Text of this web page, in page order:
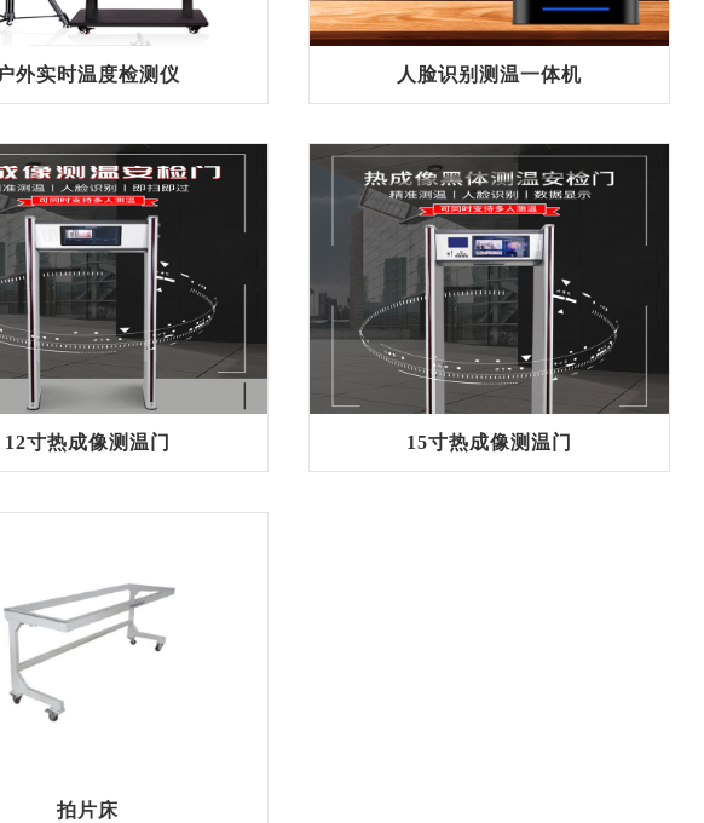
户外实时温度检测仪 人脸识别测温一体机
12寸热成像测温门 15寸热成像测温门
拍片床